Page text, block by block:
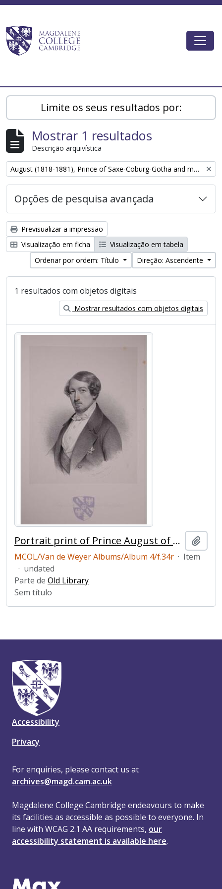
Magdalene College AtoM
Limite os seus resultados por:
Mostrar 1 resultados
Descrição arquivística
Remove filter: August (1818-1881), Prince of Saxe-Coburg-Gotha and major general
Opções de pesquisa avançada
Previsualizar a impressão
Visualização em ficha
Visualização em tabela
Ordenar por ordem: Título
Direção: Ascendente
1 resultados com objetos digitais
Mostrar resultados com objetos digitais
Portrait print of Prince August of Saxe-Coburg-Gotha
MCOL/Van de Weyer Albums/Album 4/f.34r · Item
· undated
Parte de Old Library
Sem título
Accessibility
Privacy
For enquiries, please contact us at
archives@magd.cam.ac.uk
Magdalene College Cambridge endeavours to make
its facilities as accessible as possible to everyone. In
line with WCAG 2.1 AA requirements, our
accessibility statement is available here.